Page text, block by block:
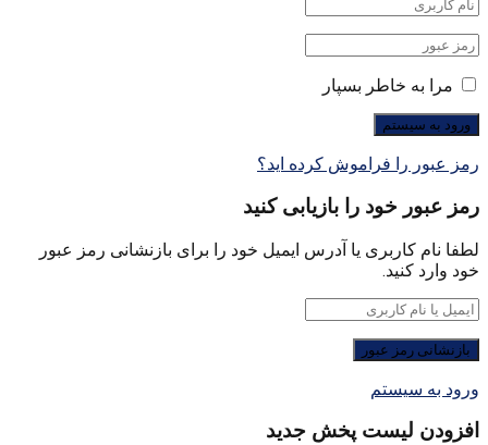
مرا به خاطر بسپار
رمز عبور را فراموش کرده اید؟
رمز عبور خود را بازیابی کنید
لطفا نام کاربری یا آدرس ایمیل خود را برای بازنشانی رمز عبور
خود وارد کنید.
ورود به سیستم
افزودن لیست پخش جدید